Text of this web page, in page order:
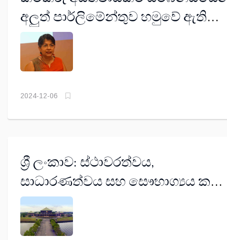
අලුත් පාර්ලිමේන්තුව හමුවේ ඇති
අභියෝග මොනවාද ?
2024-12-06
ශ්‍රී ලංකාව: ස්ථාවරත්වය,
සාධාරණත්වය සහ සෞභාග්‍යය කරා
(සිව් වන කොටස)